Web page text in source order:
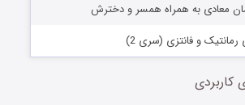
معادی به همراه همسر و دخترش
و فانتزی (سری 2)
کاربردی